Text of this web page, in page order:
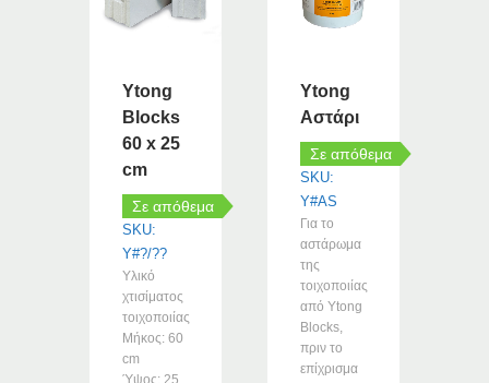
Ytong
Blocks
60 x 25
cm
Σε απόθεμα
SKU:
Y#?/??
Υλικό
χτισίματος
τοιχοποιίας
Μήκος: 60
cm
Ύψος: 25
Ytong
Αστάρι
Σε απόθεμα
SKU:
Y#AS
Για το
αστάρωμα
της
τοιχοποιίας
από Ytong
Blocks,
πριν το
επίχρισμα